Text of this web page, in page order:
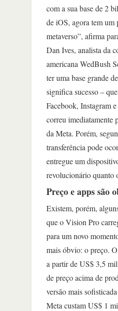
com a sua base de 2
de iOS, agora tem um
metaverso”, afirma
Dan Ives, analista da
americana WedBush
ter uma base grande
significa sucesso –
Facebook, Instagram
correu imediatamente
da Meta. Porém,
transferência pode
entregue um
revolucionário quanto
Preço e apps são
Existem, porém,
que o Vision Pro
para um novo
mais óbvio: o preço.
a partir de US$ 3,5
de preço acima de
versão mais
Meta custam US$ 1